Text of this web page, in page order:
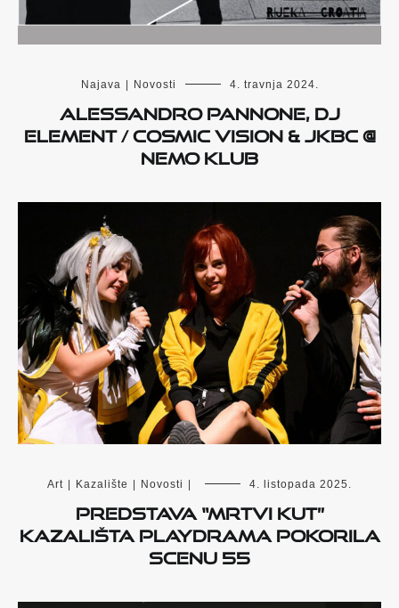
Najava | Novosti 4. travnja 2024.
Alessandro Pannone, DJ
Element / Cosmic Vision & JKBC @
Nemo klub
Art | Kazalište | Novosti | 4. listopada 2025.
Predstava “Mrtvi kut”
kazališta Playdrama pokorila
Scenu 55